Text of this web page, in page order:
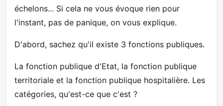
échelons... Si cela ne vous évoque rien pour
l'instant, pas de panique, on vous explique.
D'abord, sachez qu'il existe 3 fonctions publiques.
La fonction publique d'Etat, la fonction publique
territoriale et la fonction publique hospitalière. Les
catégories, qu'est-ce que c'est ?